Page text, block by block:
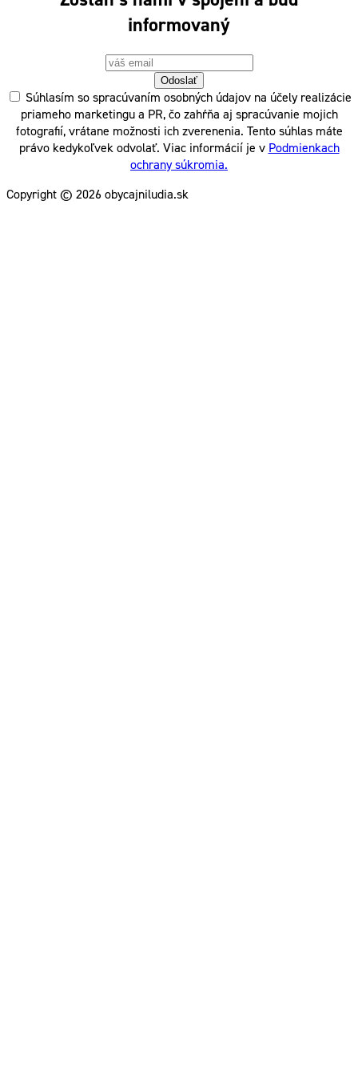
informovaný
Odoslať
Súhlasím so spracúvaním osobných údajov na účely realizácie
priameho marketingu a PR, čo zahŕňa aj spracúvanie mojich
fotografií, vrátane možnosti ich zverenenia. Tento súhlas máte
právo kedykoľvek odvolať. Viac informácií je v Podmienkach
ochrany súkromia.
Copyright © 2026 obycajniludia.sk